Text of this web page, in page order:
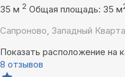
35 м 2 Общая площадь: 35 м
Сапроново, Западный
Показать расположение на
8 отзывов